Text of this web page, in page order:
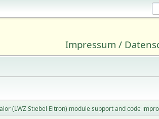
Impressum /
(LWZ Stiebel Eltron) module support and code